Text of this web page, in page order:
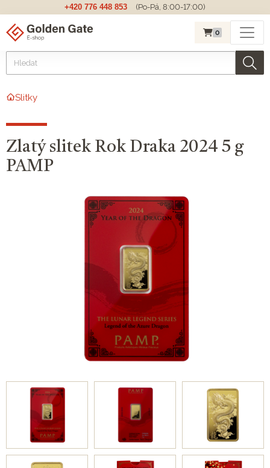
+420 776 448 853 (Po-Pá, 8:00-17:00)
0
Slitky
Zlatý slitek Rok Draka 2024 5 g
PAMP